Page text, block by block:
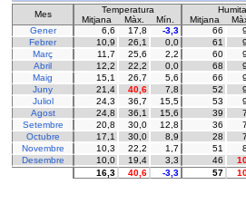
Mes Temperatura
Mitjana
Màx. Mín. Mitjana
Gener
6,6 17,8 -3,3 66
Febrer
10,9 26,1 0,0 61
Març
11,7 25,6 2,2 60
Abril
12,2 22,2 0,0 68
Maig
15,1 26,7 5,6 66
Juny
21,4 40,6 7,8 52
Juliol
24,3 36,7 15,5 53
Agost
24,8 36,1 15,6 39
Setembre
20,8 30,0 12,8 36
Octubre
17,1 30,0 8,9 28
Novembre
10,3 22,2 1,7 51
Desembre
10,0 19,4 3,3 46
16,3
40,6 -3,3 57